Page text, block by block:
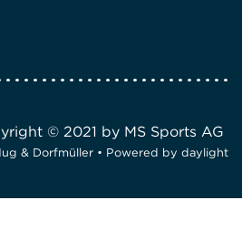
© 2021 by MS Sports AG
& Dorfmüller • Powered by daylight